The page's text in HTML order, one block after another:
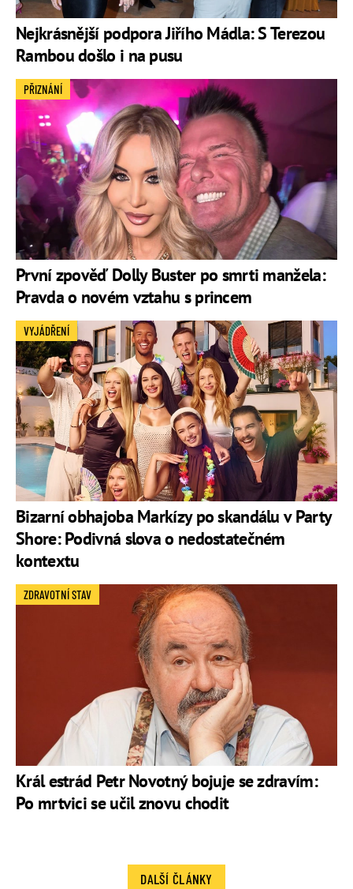
Nejkrásnější podpora Jiřího Mádla: S Terezou
Rambou došlo i na pusu
První zpověď Dolly Buster po smrti manžela:
Pravda o novém vztahu s princem
PŘIZNÁNÍ
Bizarní obhajoba Markízy po skandálu v Party
Shore: Podivná slova o nedostatečném
kontextu
VYJÁDŘENÍ
Král estrád Petr Novotný bojuje se zdravím:
Po mrtvici se učil znovu chodit
ZDRAVOTNÍ STAV
DALŠÍ ČLÁNKY